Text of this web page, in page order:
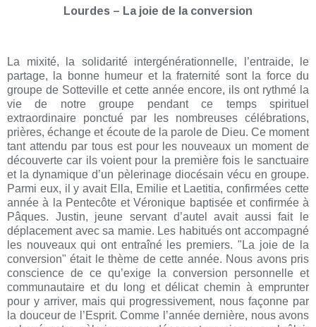
Lourdes – La joie de la conversion
La mixité, la solidarité intergénérationnelle, l’entraide, le
partage, la bonne humeur et la fraternité sont la force du
groupe de Sotteville et cette année encore, ils ont rythmé la
vie de notre groupe pendant ce temps spirituel
extraordinaire ponctué par les nombreuses célébrations,
prières, échange et écoute de la parole de Dieu. Ce moment
tant attendu par tous est pour les nouveaux un moment de
découverte car ils voient pour la première fois le sanctuaire
et la dynamique d’un pèlerinage diocésain vécu en groupe.
Parmi eux, il y avait Ella, Emilie et Laetitia, confirmées cette
année à la Pentecôte et Véronique baptisée et confirmée à
Pâques. Justin, jeune servant d’autel avait aussi fait le
déplacement avec sa mamie. Les habitués ont accompagné
les nouveaux qui ont entraîné les premiers. "La joie de la
conversion" était le thème de cette année. Nous avons pris
conscience de ce qu’exige la conversion personnelle et
communautaire et du long et délicat chemin à emprunter
pour y arriver, mais qui progressivement, nous façonne par
la douceur de l’Esprit. Comme l’année dernière, nous avons